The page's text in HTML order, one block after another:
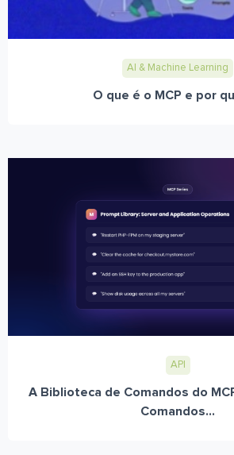
AI & Machine Learning
O que é o MCP e por
API
A Biblioteca de Comandos do
Comandos...